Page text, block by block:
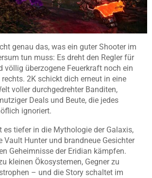
genau das, was ein guter Shooter im
tun muss: Es dreht den Regler für
völlig überzogene Feuerkraft noch ein
2K schickt dich erneut in eine
voller durchgedrehter Banditen,
Deals und Beute, die jedes
ignoriert.
es tiefer in die Mythologie der Galaxis,
Vault Hunter und brandneue Gesichter
Geheimnisse der Eridian kämpfen.
kleinen Ökosystemen, Gegner zu
– und die Story schaltet im